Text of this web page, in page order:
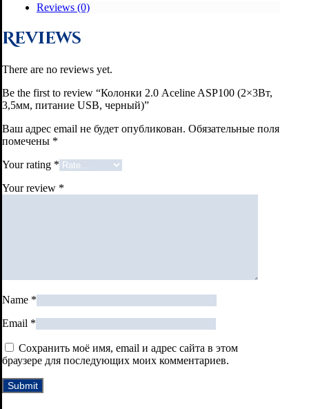
Reviews (0)
Reviews
There are no reviews yet.
Be the first to review “Колонки 2.0 Aceline ASP100 (2×3Вт,
3,5мм, питание USB, черный)”
Ваш адрес email не будет опубликован. Обязательные поля
помечены *
Your rating *
Your review *
Name *
Email *
Сохранить моё имя, email и адрес сайта в этом
браузере для последующих моих комментариев.